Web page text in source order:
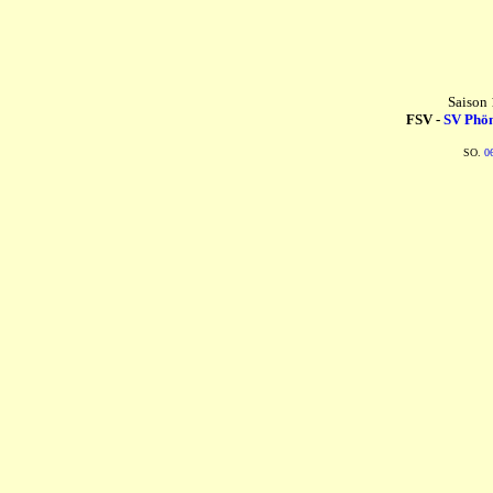
FSV - SV
SO.